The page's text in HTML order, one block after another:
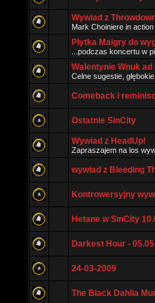
Wywiad z
Mark Choiniere in action
Płytka Maigry do
...podczas koncertu w
Walentynie Wnuk
Celne sugestie,
Comeback i
Ostatnie SinCity
Wywiad z HeadUp!
Zapraszajem na los
wywiad z Bleeding
Kontrowersyjny
Hetane w SinCity
Darkest Hour -
24-03-2009
The Black Dahlia